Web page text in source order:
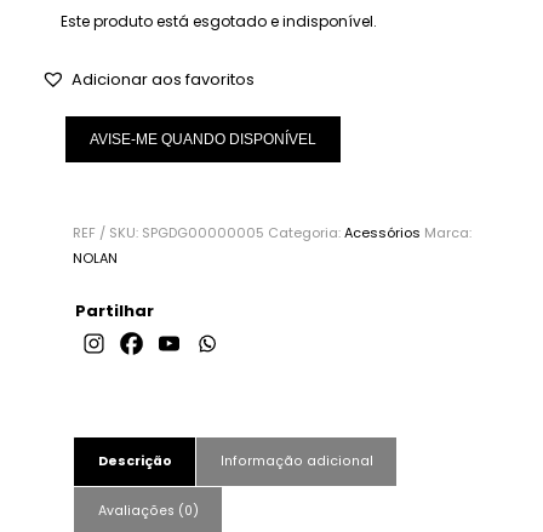
Este produto está esgotado e indisponível.
Adicionar aos favoritos
AVISE-ME QUANDO DISPONÍVEL
REF / SKU: SPGDG00000005 Categoria:Acessórios Marca:
NOLAN
Partilhar
Descrição Informação adicional
Avaliações (0)